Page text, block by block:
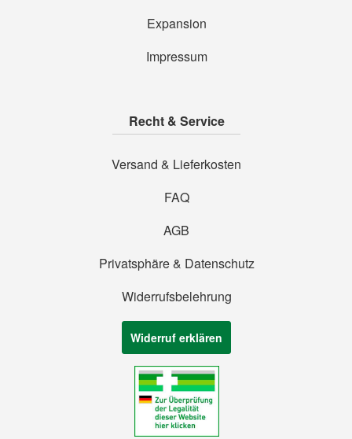
Expansion
Impressum
Recht & Service
Versand & Lieferkosten
FAQ
AGB
Privatsphäre & Datenschutz
Widerrufsbelehrung
Widerruf erklären